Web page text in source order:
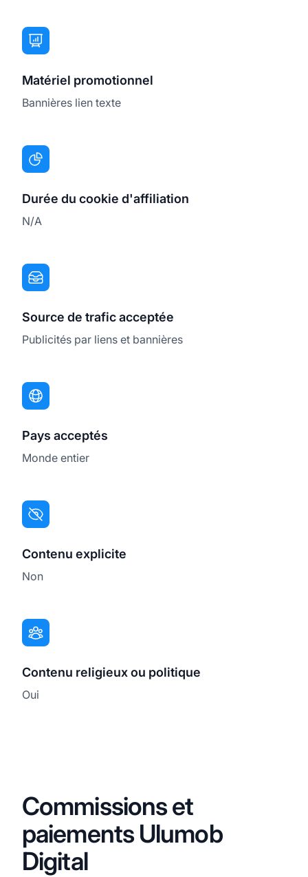
Matériel promotionnel
Bannières lien texte
Durée du cookie d'affiliation
N/A
Source de trafic acceptée
Publicités par liens et bannières
Pays acceptés
Monde entier
Contenu explicite
Non
Contenu religieux ou politique
Oui
Commissions et
paiements Ulumob
Digital